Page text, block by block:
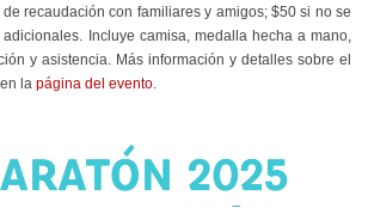
recaudación con familiares y amigos; $50 si no se
Incluye camisa, medalla hecha a mano,
y asistencia. Más información y detalles sobre el
la página del evento